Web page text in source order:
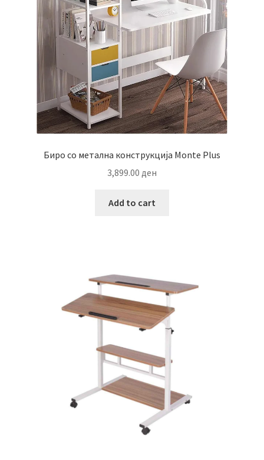
Биро со метална конструкција Monte Plus
3,899.00 ден
Add to cart